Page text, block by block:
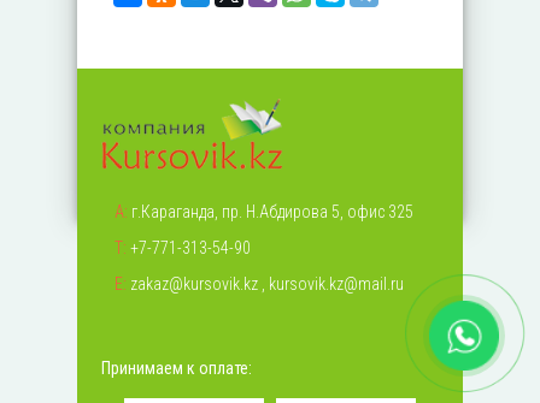
А: г.Караганда, пр. Н.Абдирова 5, офис 325
Т: +7-771-313-54-90
Е: zakaz@kursovik.kz kursovik.kz@mail.ru
Принимаем к оплате: